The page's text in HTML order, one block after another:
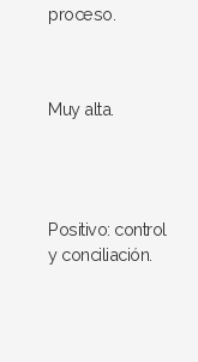
proceso.
Muy alta.
Positivo: control
y conciliación.